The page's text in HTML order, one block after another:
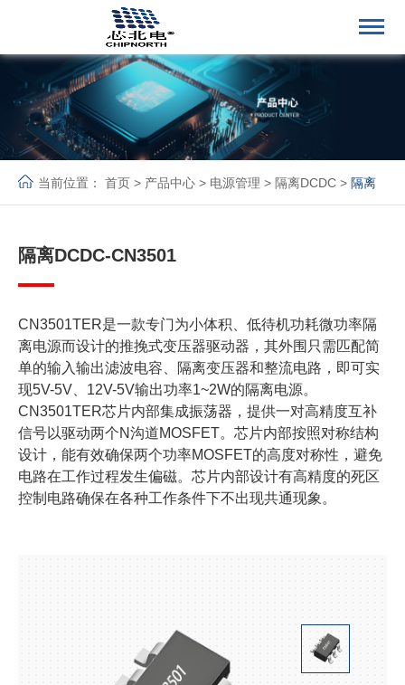
当前位置： 首页 > 产品中心 > 电源管理 > 隔离DCDC > 隔离
隔离DCDC-CN3501
CN3501TER是一款专门为小体积、低待机功耗微功率隔
离电源而设计的推挽式变压器驱动器，其外围只需匹配简
单的输入输出滤波电容、隔离变压器和整流电路，即可实
现5V-5V、12V-5V输出功率1~2W的隔离电源。
CN3501TER芯片内部集成振荡器，提供一对高精度互补
信号以驱动两个N沟道MOSFET。芯片内部按照对称结构
设计，能有效确保两个功率MOSFET的高度对称性，避免
电路在工作过程发生偏磁。芯片内部设计有高精度的死区
控制电路确保在各种工作条件下不出现共通现象。